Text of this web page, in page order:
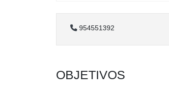
954551392
OBJETIVOS